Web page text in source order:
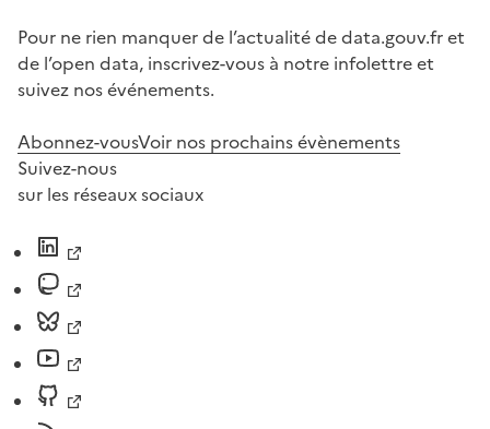
Pour ne rien manquer de l’actualité de data.gouv.fr et
de l’open data, inscrivez-vous à notre infolettre et
suivez nos événements.
Abonnez-vousVoir nos prochains évènements
Suivez-nous
sur les réseaux sociaux